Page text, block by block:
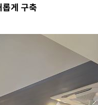
에 마쳐
장 기소
개"
협회
대 교수…이병태
게 구축